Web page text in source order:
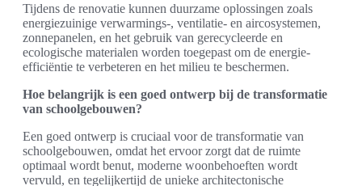
Tijdens de renovatie kunnen duurzame oplossingen zoals
energiezuinige verwarmings-, ventilatie- en aircosystemen,
zonnepanelen, en het gebruik van gerecycleerde en
ecologische materialen worden toegepast om de energie-
efficiëntie te verbeteren en het milieu te beschermen.
Hoe belangrijk is een goed ontwerp bij de transformatie
van schoolgebouwen?
Een goed ontwerp is cruciaal voor de transformatie van
schoolgebouwen, omdat het ervoor zorgt dat de ruimte
optimaal wordt benut, moderne woonbehoeften wordt
vervuld, en tegelijkertijd de unieke architectonische